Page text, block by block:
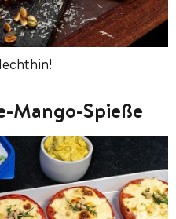
Mango-Spieße